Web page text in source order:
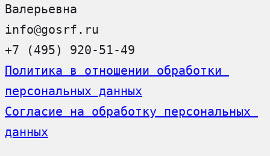
Валерьевна
info@gosrf.ru
+7 (495) 920-51-49
Политика в отношении обработки
персональных данных
Согласие на обработку персональных
данных